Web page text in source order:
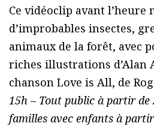
Ce vidéoclip avant l’heure
d’improbables insectes,
animaux de la forêt, avec
riches illustrations d’Alan
chanson Love is All, de
15h – Tout public à partir de
familles avec enfants à partir